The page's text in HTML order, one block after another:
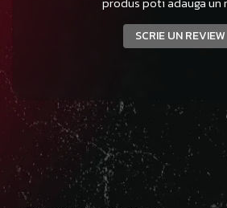
SCRIE UN REVIEW